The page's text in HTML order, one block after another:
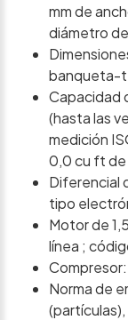
mm de
diámetro
banqueta-
Capacidad
(hasta las
medición
0,0 cu ft
Diferencial
tipo
Motor de
línea ;
Norma de